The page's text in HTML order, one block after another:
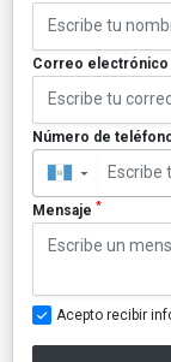
Correo electrónico
Número de
▼
Mensaje *
Acepto recibir